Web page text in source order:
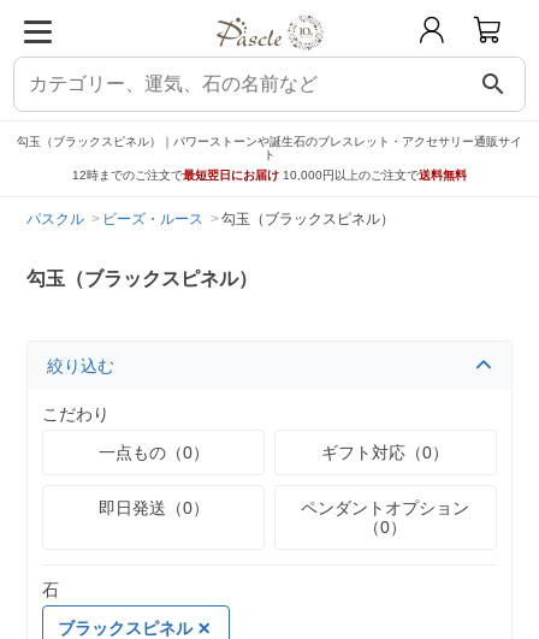
search
勾玉（ブラックスピネル）｜パワーストーンや誕生石のブレスレット・アクセサリー通販サイ
ト
12時までのご注文で最短翌日にお届け 10,000円以上のご注文で送料無料
パスクル ビーズ・ルース 勾玉（ブラックスピネル）
勾玉（ブラックスピネル）
絞り込む
こだわり
一点もの（0）
ギフト対応（0）
即日発送（0）
ペンダントオプション
（0）
石
ブラックスピネル